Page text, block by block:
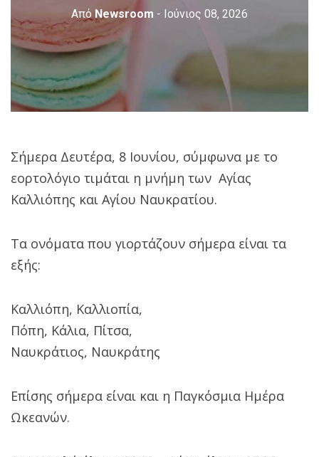
ΑπόNewsroom - Ιούνιος 08, 2026
Σήμερα Δευτέρα, 8 Ιουνίου, σύμφωνα με το
εορτολόγιο τιμάται η μνήμη των Αγίας
Καλλιόπης και Αγίου Ναυκρατίου.
Τα ονόματα που γιορτάζουν σήμερα είναι τα
εξής:
Καλλιόπη, Καλλιοπία,
Πόπη, Κάλια, Πίτσα,
Ναυκράτιος, Ναυκράτης
Επίσης σήμερα είναι και η Παγκόσμια Ημέρα
Ωκεανών.